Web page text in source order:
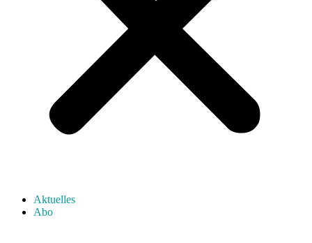
Aktuelles
Abo